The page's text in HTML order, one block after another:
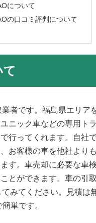
について
の口コミ評判について
者です。福島県エリア
ニック車などの専用ト
行ってくれます。自社
お客様の車を他社より
す。車売却に必要な車
とができます。車の引
みてください。見積は
単です。